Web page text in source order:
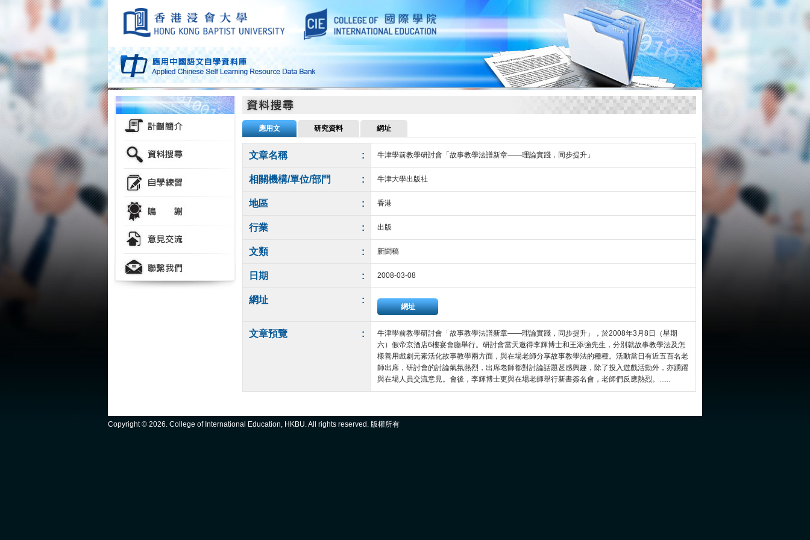
應用文 研究資料 網址
文章名稱 : 牛津學前教學研討會「故事教學法譜新章——理論實踐，同步提升」
相關機構/單位/部門 : 牛津大學出版社
地區 : 香港
行業 : 出版
文類 : 新聞稿
日期 : 2008-03-08
網址 :
網址
文章預覽 :
牛津學前教學研討會「故事教學法譜新章——理論實踐，同步提升」，於2008年3月8日（星期
六）假帝京酒店6樓宴會廳舉行。研討會當天邀得李輝博士和王添強先生，分別就故事教學法及怎
樣善用戲劇元素活化故事教學兩方面，與在場老師分享故事教學法的種種。活動當日有近五百名老
師出席，研討會的討論氣氛熱烈，出席老師都對討論話題甚感興趣，除了投入遊戲活動外，亦踴躍
與在場人員交流意見。會後，李輝博士更與在場老師舉行新書簽名會，老師們反應熱烈。......
Copyright © 2026. College of International Education, HKBU. All rights reserved. 版權所有